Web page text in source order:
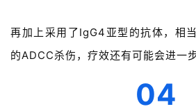
再加上采用了IgG4亚型的抗体，相
的ADCC杀伤，疗效还有可能会进一步
04